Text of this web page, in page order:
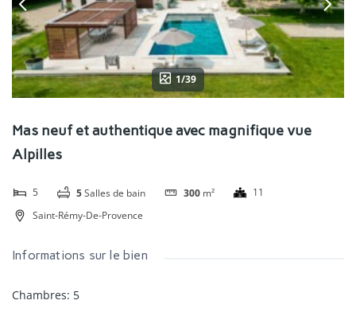
1/39
Mas neuf et authentique avec magnifique vue
Alpilles
5 5Salles de bain 300 m²
11
Saint-Rémy-De-Provence
Informations sur le bien
Chambres: 5